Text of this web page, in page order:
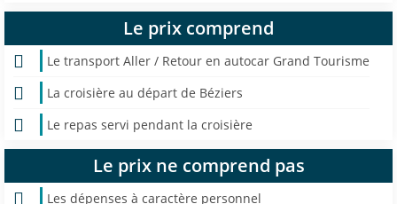
Le prix comprend
Le transport Aller / Retour en autocar Grand Tourisme
La croisière au départ de Béziers
Le repas servi pendant la croisière
Le prix ne comprend pas
Les dépenses à caractère personnel